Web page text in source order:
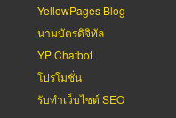
YellowPages Blog
นามบัตรดิจิทัล
YP Chatbot
โปรโมชั่น
รับทำเว็บไซต์ SEO